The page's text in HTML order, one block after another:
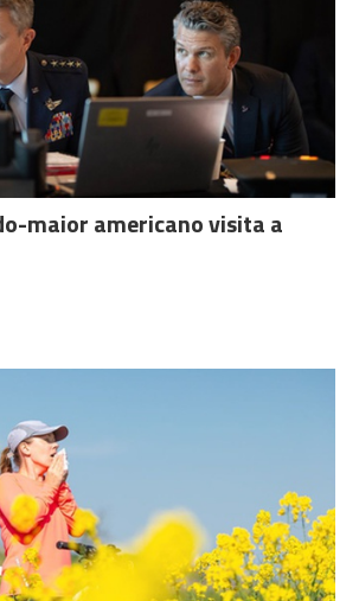
maior americano visita a